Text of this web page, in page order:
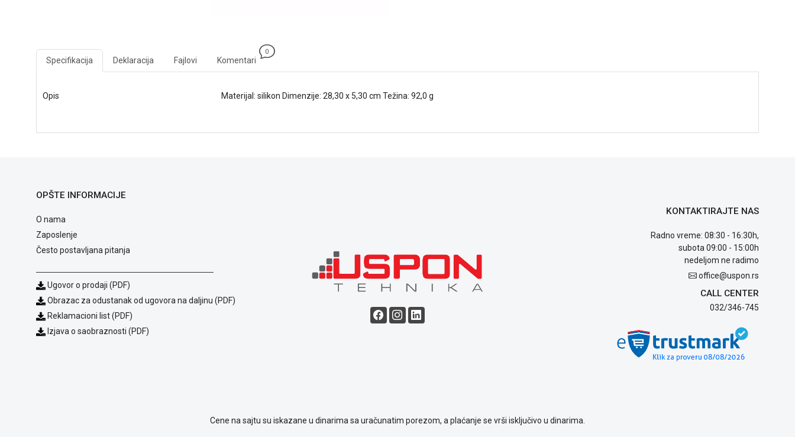
Specifikacija Deklaracija Fajlovi Komentari
0
Opis Materijal: silikon Dimenzije: 28,30 x 5,30 cm Težina: 92,0 g
OPŠTE INFORMACIJE
O nama
Zaposlenje
Često postavljana pitanja
Ugovor o prodaji (PDF)
Obrazac za odustanak od ugovora na daljinu (PDF)
Reklamacioni list (PDF)
Izjava o saobraznosti (PDF)
KONTAKTIRAJTE NAS
Radno vreme: 08:30 - 16:30h,
subota 09:00 - 15:00h
nedeljom ne radimo
office@uspon.rs
CALL CENTER
032/346-745
Cene na sajtu su iskazane u dinarima sa uračunatim porezom, a plaćanje se vrši isključivo u dinarima.